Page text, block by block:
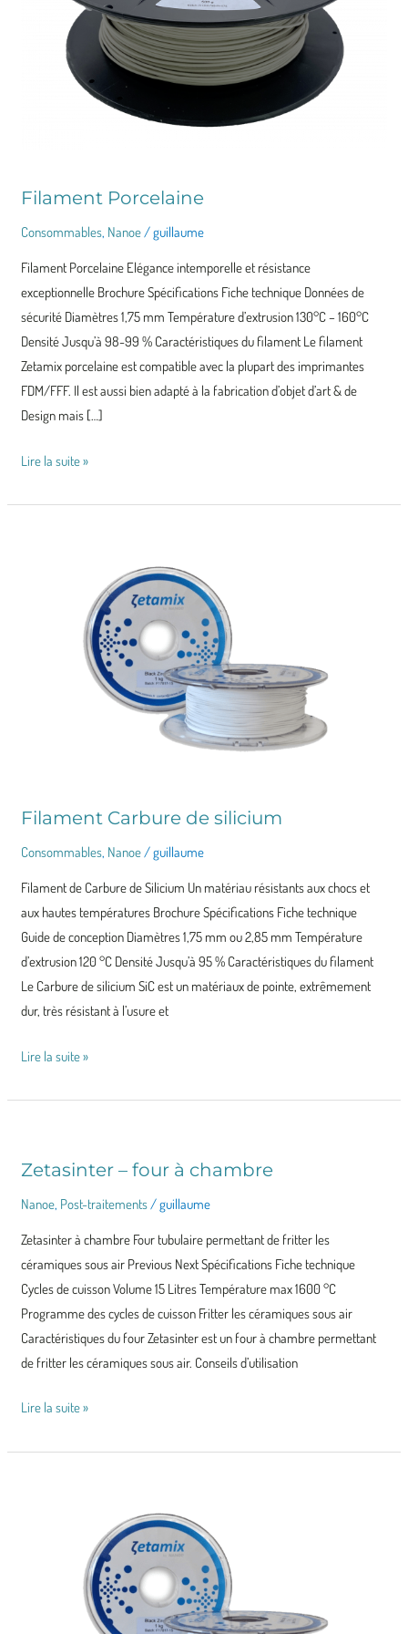
Filament Porcelaine
Consommables, Nanoe/guillaume
Filament Porcelaine Elégance intemporelle et résistance
exceptionnelle Brochure Spécifications Fiche technique Données de
sécurité Diamètres 1,75 mm Température d’extrusion 130°C – 160°C
Densité Jusqu’à 98-99 % Caractéristiques du filament Le filament
Zetamix porcelaine est compatible avec la plupart des imprimantes
FDM/FFF. Il est aussi bien adapté à la fabrication d’objet d’art & de
Design mais […]
Lire la suite »
Filament Carbure de silicium
Consommables, Nanoe/guillaume
Filament de Carbure de Silicium Un matériau résistants aux chocs et
aux hautes températures Brochure Spécifications Fiche technique
Guide de conception Diamètres 1,75 mm ou 2,85 mm Température
d’extrusion 120 °C Densité Jusqu’à 95 % Caractéristiques du filament
Le Carbure de silicium SiC est un matériaux de pointe, extrêmement
dur, très résistant à l’usure et
Lire la suite »
Zetasinter – four à chambre
Nanoe, Post-traitements/guillaume
Zetasinter à chambre Four tubulaire permettant de fritter les
céramiques sous air Previous Next Spécifications Fiche technique
Cycles de cuisson Volume 15 Litres Température max 1600 °C
Programme des cycles de cuisson Fritter les céramiques sous air
Caractéristiques du four Zetasinter est un four à chambre permettant
de fritter les céramiques sous air. Conseils d’utilisation
Zetasinter
à
chambre
Lire la suite »